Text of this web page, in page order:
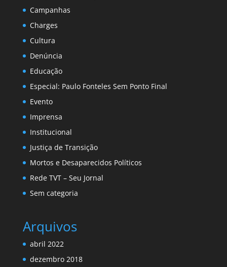
Campanhas
Charges
Cultura
Denúncia
Educação
Especial: Paulo Fonteles Sem Ponto Final
Evento
Imprensa
Institucional
Justiça de Transição
Mortos e Desaparecidos Políticos
Rede TVT – Seu Jornal
Sem categoria
Arquivos
abril 2022
dezembro 2018